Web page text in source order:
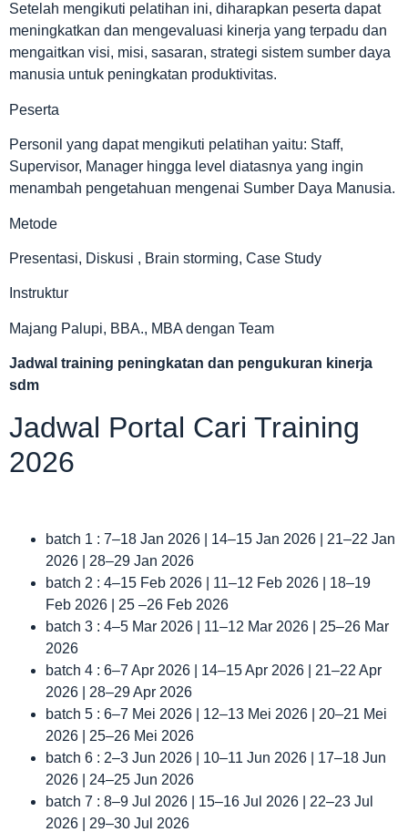
Setelah mengikuti pelatihan ini, diharapkan peserta dapat
meningkatkan dan mengevaluasi kinerja yang terpadu dan
mengaitkan visi, misi, sasaran, strategi sistem sumber daya
manusia untuk peningkatan produktivitas.
Peserta
Personil yang dapat mengikuti pelatihan yaitu: Staff,
Supervisor, Manager hingga level diatasnya yang ingin
menambah pengetahuan mengenai Sumber Daya Manusia.
Metode
Presentasi, Diskusi , Brain storming, Case Study
Instruktur
Majang Palupi, BBA., MBA dengan Team
Jadwal training peningkatan dan pengukuran kinerja
sdm
Jadwal Portal Cari Training
2026
batch 1 : 7–18 Jan 2026 | 14–15 Jan 2026 | 21–22 Jan
2026 | 28–29 Jan 2026
batch 2 : 4–15 Feb 2026 | 11–12 Feb 2026 | 18–19
Feb 2026 | 25 –26 Feb 2026
batch 3 : 4–5 Mar 2026 | 11–12 Mar 2026 | 25–26 Mar
2026
batch 4 : 6–7 Apr 2026 | 14–15 Apr 2026 | 21–22 Apr
2026 | 28–29 Apr 2026
batch 5 : 6–7 Mei 2026 | 12–13 Mei 2026 | 20–21 Mei
2026 | 25–26 Mei 2026
batch 6 : 2–3 Jun 2026 | 10–11 Jun 2026 | 17–18 Jun
2026 | 24–25 Jun 2026
batch 7 : 8–9 Jul 2026 | 15–16 Jul 2026 | 22–23 Jul
2026 | 29–30 Jul 2026